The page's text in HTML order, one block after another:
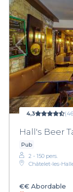
4,3
Hall's Beer
Pub
2 - 150 pers.
Châtelet-les-
€€ Abordable